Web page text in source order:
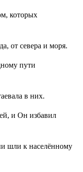
которых
от севера и моря.
пути
в них.
и Он избавил
шли к населённому